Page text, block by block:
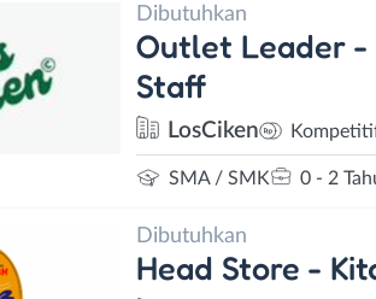
Dibutuhkan
Outlet Leader -
Staff
LosCiken
SMA / SMK 0 - 2
Dibutuhkan
Head Store -